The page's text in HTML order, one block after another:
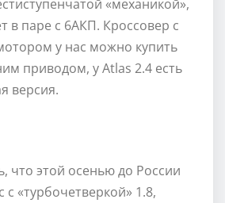
«механикой»,
в паре с 6АКП. Кроссовер с
у нас можно купить
приводом, у Atlas 2.4 есть
версия.
что этой осенью до России
с «турбочетверкой» 1.8,